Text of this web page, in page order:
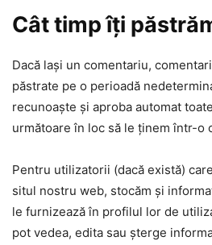
Cât timp îți
Dacă lași un comentariu,
păstrate pe o perioadă
recunoaște și aproba automat
următoare în loc să le ținem într-o
Pentru utilizatorii (dacă există)
situl nostru web, stocăm și
le furnizează în profilul lor de
pot vedea, edita sau șterge